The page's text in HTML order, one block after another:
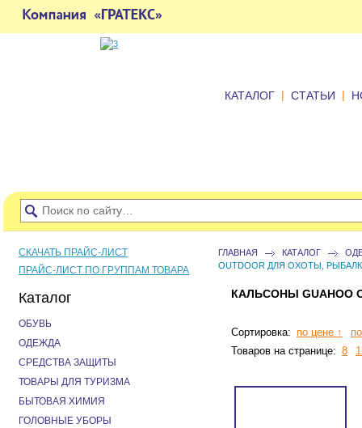
КАТАЛОГ | СТАТЬИ |
ГЛАВНАЯ КАТАЛОГ
OUTDOOR ДЛЯ ОХОТЫ,
КАЛЬСОНЫ GUAHOO
Сортировка: по цене ↑
Товаров на странице: 8
СКАЧАТЬ ПРАЙС-ЛИСТ
ПРАЙС-ЛИСТ ПО ГРУППАМ ТОВАРА
Каталог
ОБУВЬ
ОДЕЖДА
СРЕДСТВА ЗАЩИТЫ
ТОВАРЫ ДЛЯ ТУРИЗМА
БЫТОВАЯ ХИМИЯ
ГОЛОВНЫЕ УБОРЫ